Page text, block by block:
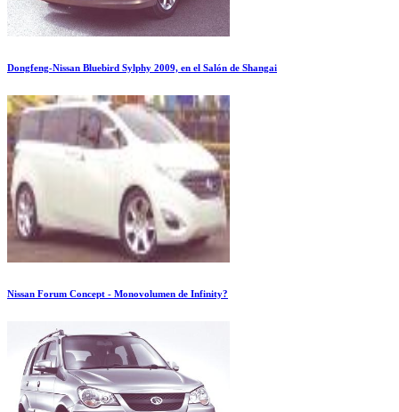
Dongfeng-Nissan Bluebird Sylphy 2009, en el Salón de Shangai
Nissan Forum Concept - Monovolumen de Infinity?